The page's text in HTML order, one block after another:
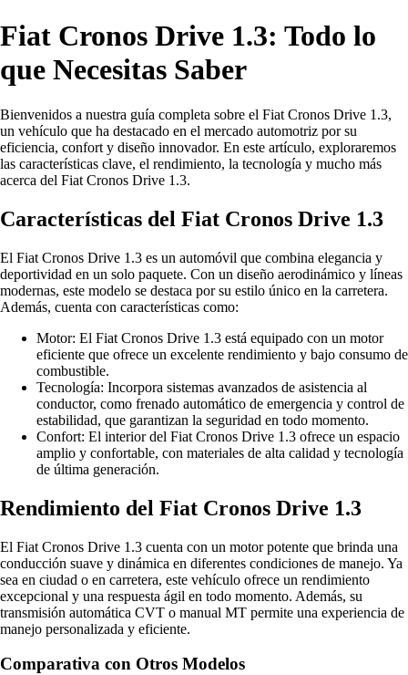
Fiat Cronos Drive 1.3: Todo lo
que Necesitas Saber
Bienvenidos a nuestra guía completa sobre el Fiat Cronos Drive 1.3,
un vehículo que ha destacado en el mercado automotriz por su
eficiencia, confort y diseño innovador. En este artículo, exploraremos
las características clave, el rendimiento, la tecnología y mucho más
acerca del Fiat Cronos Drive 1.3.
Características del Fiat Cronos Drive 1.3
El Fiat Cronos Drive 1.3 es un automóvil que combina elegancia y
deportividad en un solo paquete. Con un diseño aerodinámico y líneas
modernas, este modelo se destaca por su estilo único en la carretera.
Además, cuenta con características como:
Motor: El Fiat Cronos Drive 1.3 está equipado con un motor
eficiente que ofrece un excelente rendimiento y bajo consumo de
combustible.
Tecnología: Incorpora sistemas avanzados de asistencia al
conductor, como frenado automático de emergencia y control de
estabilidad, que garantizan la seguridad en todo momento.
Confort: El interior del Fiat Cronos Drive 1.3 ofrece un espacio
amplio y confortable, con materiales de alta calidad y tecnología
de última generación.
Rendimiento del Fiat Cronos Drive 1.3
El Fiat Cronos Drive 1.3 cuenta con un motor potente que brinda una
conducción suave y dinámica en diferentes condiciones de manejo. Ya
sea en ciudad o en carretera, este vehículo ofrece un rendimiento
excepcional y una respuesta ágil en todo momento. Además, su
transmisión automática CVT o manual MT permite una experiencia de
manejo personalizada y eficiente.
Comparativa con Otros Modelos